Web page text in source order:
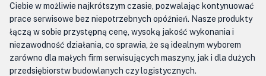
Ciebie w możliwie najkrótszym czasie, pozwalając kontynuować
prace serwisowe bez niepotrzebnych opóźnień. Nasze produkty
łączą w sobie przystępną cenę, wysoką jakość wykonania i
niezawodność działania, co sprawia, że są idealnym wyborem
zarówno dla małych firm serwisujących maszyny, jak i dla dużych
przedsiębiorstw budowlanych czy logistycznych.